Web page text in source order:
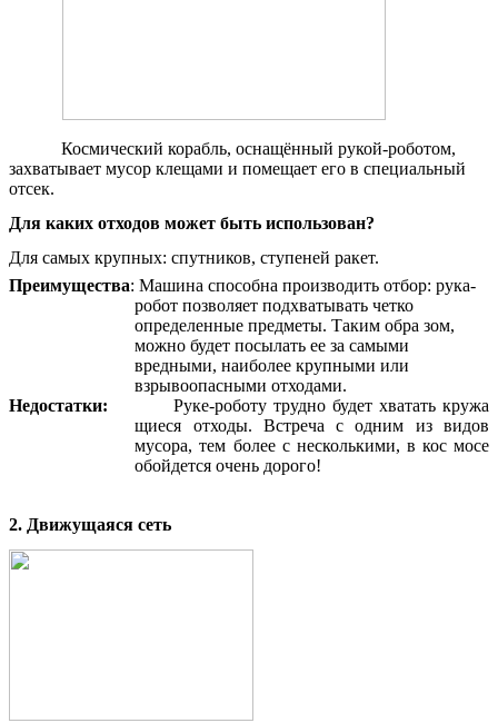
Космический корабль, оснащённый рукой-роботом,
захватывает мусор клещами и помещает его в специальный
отсек.
Для каких отходов может быть использован?
Для самых крупных: спутников, ступеней ракет.
Преимущества: Машина способна производить отбор: рука-
робот позволяет подхватывать четко
определенные предметы. Таким обра зом,
можно будет посылать ее за самыми
вредными, наиболее крупными или
взрывоопасными отходами.
Недостатки:Руке-роботу трудно будет хватать кружа
щиеся отходы. Встреча с одним из видов
мусора, тем более с несколькими, в кос мосе
обойдется очень дорого!
2. Движущаяся сеть